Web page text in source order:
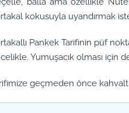
kokusuyla uyandırmak
Pankek Tarifinin püf
Yumuşacık olması için
geçmeden önce